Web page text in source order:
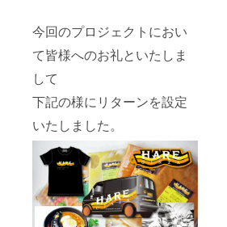
今回のプロジェクトにおい
て皆様へのお礼といたしま
して
下記の様にリターンを設定
いたしました。